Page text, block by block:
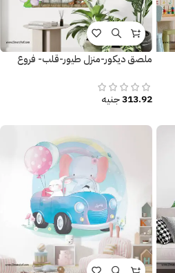
ملصق ديكور-منزل طيور-قلب- فروع
313.92جنيه